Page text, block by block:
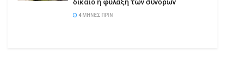
4 ΜΉΝΕΣ ΠΡΙΝ